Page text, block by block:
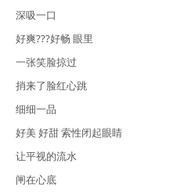
深吸一口
好爽???好畅 眼里
一张笑脸掠过
捎来了脸红心跳
细细一品
好美 好甜 索性闭起眼睛
让平视的流水
闸在心底